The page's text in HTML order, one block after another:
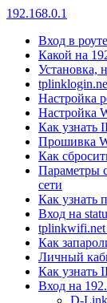
192.168.0.1
Вход в
Какой на
Установка,
Настройка
Настройка
Как узнать
Прошивка
Как
Параметры
сети
Как узнать
Вход на
tplinkwifi.net
Как
Личный
Как узнать
Вход на
D-Link